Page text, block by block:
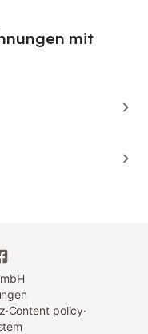
mit
·Content policy·